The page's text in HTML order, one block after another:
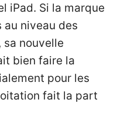
iPad. Si la marque
au niveau des
nouvelle
bien faire la
pour les
fait la part